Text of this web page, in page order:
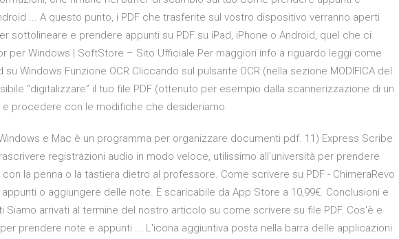
... A questo punto, i PDF che trasferite sul vostro dispositivo verranno aperti
sottolineare e prendere appunti su PDF su iPad, iPhone o Android, quel che ci
per Windows | SoftStore – Sito Ufficiale Per maggiori info a riguardo leggi come
su Windows Funzione OCR Cliccando sul pulsante OCR (nella sezione MODIFICA del
“digitalizzare” il tuo file PDF (ottenuto per esempio dalla scannerizzazione di un
procedere con le modifiche che desideriamo.
e Mac è un programma per organizzare documenti pdf. 11) Express Scribe
registrazioni audio in modo veloce, utilissimo all'università per prendere
la penna o la tastiera dietro al professore. Come scrivere su PDF - ChimeraRevo
o aggiungere delle note. È scaricabile da App Store a 10,99€. Conclusioni e
Siamo arrivati al termine del nostro articolo su come scrivere su file PDF. Cos'è e
prendere note e appunti ... L'icona aggiuntiva posta nella barra delle applicazioni